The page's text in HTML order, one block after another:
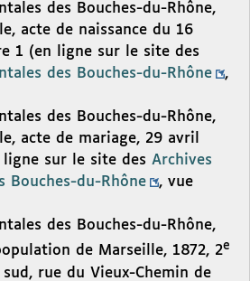
des Bouches-du-Rhône,
acte de naissance du 16
1 (en ligne sur le site des
des Bouches-du-Rhône
,
des Bouches-du-Rhône,
acte de mariage, 29 avril
sur le site des Archives
Bouches-du-Rhône
, vue
des Bouches-du-Rhône,
de Marseille, 1872, 2e
rue du Vieux-Chemin de